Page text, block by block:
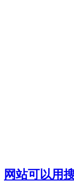
网站可以用